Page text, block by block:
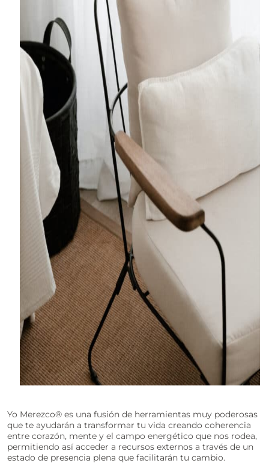
Yo Merezco® es una fusión de herramientas muy poderosas
que te ayudarán a transformar tu vida creando coherencia
entre corazón, mente y el campo energético que nos rodea,
permitiendo así acceder a recursos externos a través de un
estado de presencia plena que facilitarán tu cambio.